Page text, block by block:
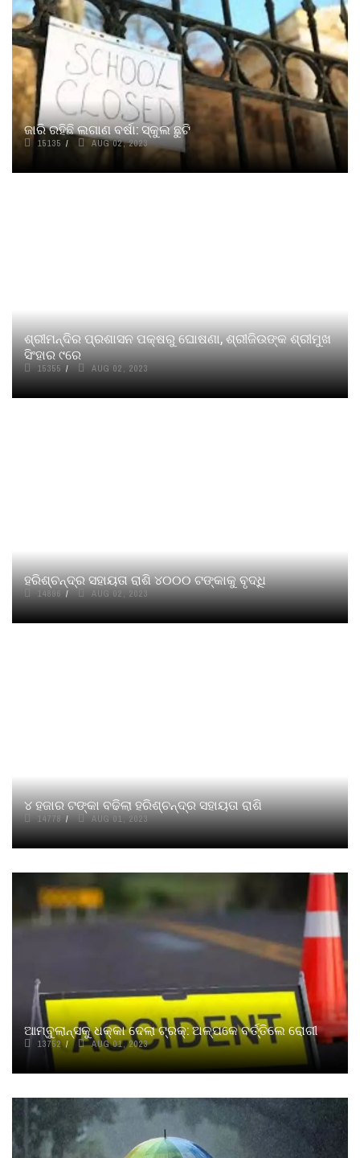
ଜାରି ରହିଛି ଲଗାଣ ବର୍ଷା: ସ୍କୁଲ ଛୁଟି
15135 AUG 02, 2023
ଶ୍ରୀମନ୍ଦିର ପ୍ରଶାସନ ପକ୍ଷରୁ ଘୋଷଣା, ଶ୍ରୀଜିଉଙ୍କ ଶ୍ରୀମୁଖ
ସିଂହାର ୯ରେ
15355 AUG 02, 2023
ହରିଶ୍ଚନ୍ଦ୍ର ସହାୟତା ରାଶି ୪୦୦୦ ଟଙ୍କାକୁ ବୃଦ୍ଧି
14896 AUG 02, 2023
୪ ହଜାର ଟଙ୍କା ବଢିଲା ହରିଶ୍ଚନ୍ଦ୍ର ସହାୟତା ରାଶି
14778 AUG 01, 2023
ଆମ୍ବୁଲାନ୍ସକୁ ଧକ୍କା ଦେଲା ଟ୍ରକ୍: ଅଳ୍ପକେ ବର୍ତ୍ତିଲେ ରୋଗୀ
13752 AUG 01, 2023